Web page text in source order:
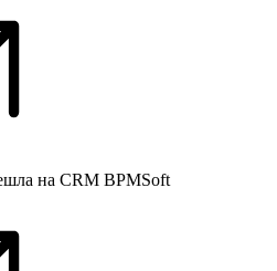
на CRM BPMSoft